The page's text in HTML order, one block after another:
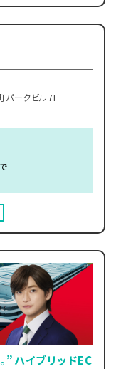
ークビル7F
”ハイブリッドEC